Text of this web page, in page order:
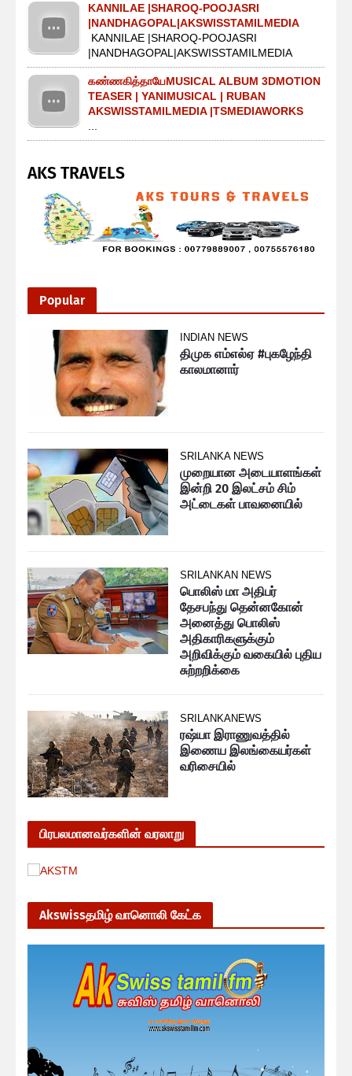
KANNILAE |SHAROQ-POOJASRI
|NANDHAGOPAL|AKSWISSTAMILMEDIA
KANNILAE |SHAROQ-POOJASRI
|NANDHAGOPAL|AKSWISSTAMILMEDIA
கண்ணகித்தாயேMUSICAL ALBUM 3DMOTION
TEASER | YANIMUSICAL | RUBAN
AKSWISSTAMILMEDIA |TSMEDIAWORKS
AKS TRAVELS
Popular
INDIAN NEWS
திமுக எம்எல்ஏ #புகழேந்தி
காலமானார்
SRILANKA NEWS
முறையான அடையாளங்கள்
இன்றி 20 இலட்சம் சிம்
அட்டைகள் பாவனையில்
SRILANKAN NEWS
பொலிஸ் மா அதிபர்
தேசபந்து தென்னகோன்
அனைத்து பொலிஸ்
அதிகாரிகளுக்கும்
அறிவிக்கும் வகையில் புதிய
சுற்றறிக்கை
SRILANKANEWS
ரஷ்யா இராணுவத்தில்
இணைய இலங்கையர்கள்
வரிசையில்
பிரபலமானவர்களின் வரலாறு
Akswissதமிழ் வானொலி கேட்க